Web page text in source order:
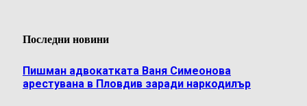
Последни новини
Пишман адвокатката Ваня Симеонова
арестувана в Пловдив заради наркодилър